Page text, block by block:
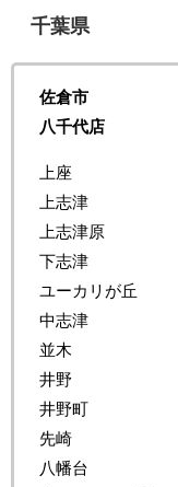
千葉県
佐倉市
八千代店
上座
上志津
上志津原
下志津
ユーカリが丘
中志津
並木
井野
井野町
先崎
八幡台